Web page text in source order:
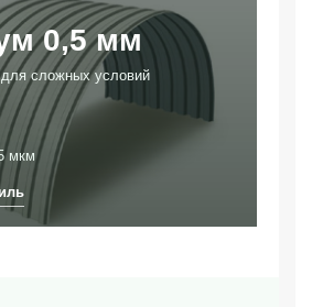
0,5 мм
сложных условий
мкм